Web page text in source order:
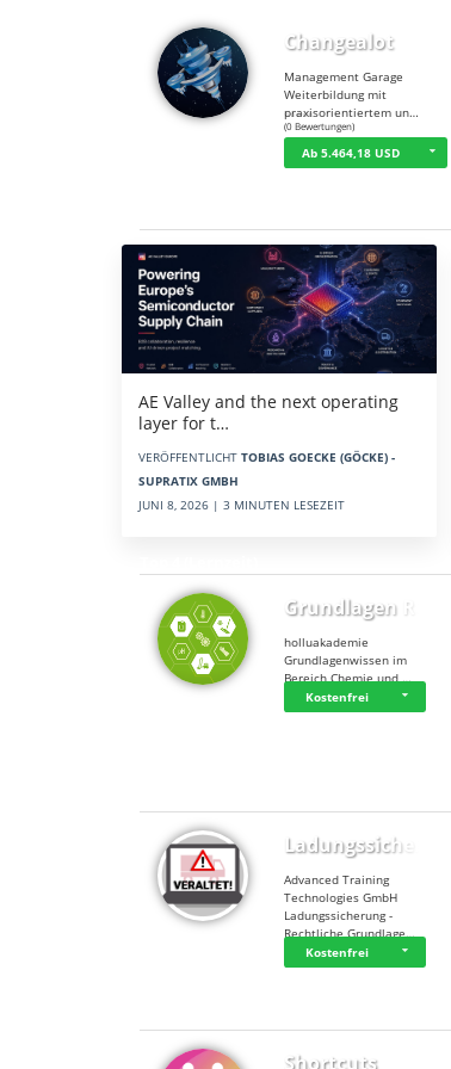
Changealot
Management Garage
Weiterbildung mit
praxisorientiertem un…
☆☆☆ ☆☆
(0 Bewertungen)
Ab 5.464,18 USD
AE Valley and the next operating
layer for t…
VERÖFFENTLICHT TOBIAS GOECKE (GÖCKE) -
SUPRATIX GMBH
JUNI 8, 2026 | 3 MINUTEN LESEZEIT
Grundlagen Rein…
holluakademie
Grundlagenwissen im
Bereich Chemie und …
Kostenfrei
Ladungssicherung
Advanced Training
Technologies GmbH
Ladungssicherung -
Rechtliche Grundlage…
Kostenfrei
Shortcuts